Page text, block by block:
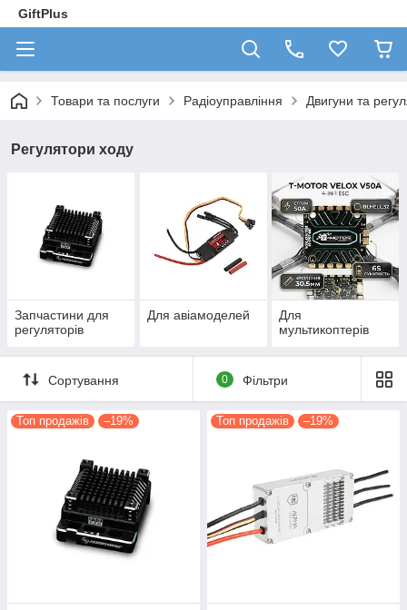
GiftPlus
Товари та послуги Радіоуправління Двигуни та
Регулятори ходу
Запчастини для
регуляторів
Для авіамоделей
Для
мультикоптерів
Сортування 0 Фільтри
Топ продажів –19% Топ продажів –19%